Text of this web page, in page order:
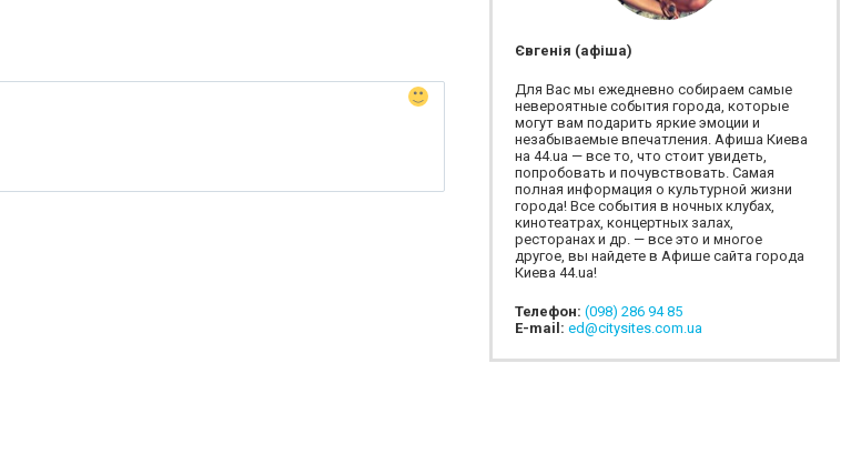
Євгенія (афіша)
Для Вас мы ежедневно собираем самые
невероятные события города, которые
могут вам подарить яркие эмоции и
незабываемые впечатления. Афиша Киева
на 44.ua — все то, что стоит увидеть,
попробовать и почувствовать. Самая
полная информация о культурной жизни
города! Все события в ночных клубах,
кинотеатрах, концертных залах,
ресторанах и др. — все это и многое
другое, вы найдете в Афише сайта города
Киева 44.ua!
Телефон: (098) 286 94 85
E-mail: ed@citysites.com.ua